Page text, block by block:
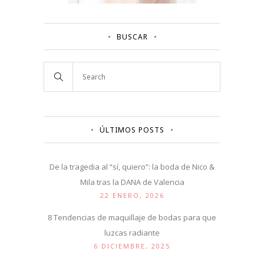
BUSCAR
ÚLTIMOS POSTS
De la tragedia al “sí, quiero”: la boda de Nico &
Mila tras la DANA de Valencia
22 ENERO, 2026
8 Tendencias de maquillaje de bodas para que
luzcas radiante
6 DICIEMBRE, 2025